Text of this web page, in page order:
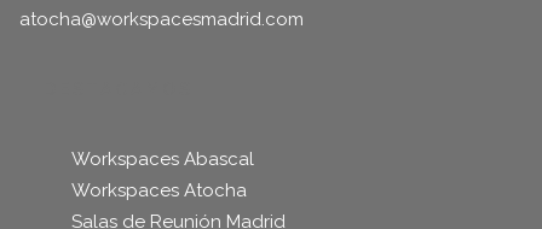
atocha@workspacesmadrid.com
Workspaces Abascal
Workspaces Atocha
Salas de Reunión Madrid